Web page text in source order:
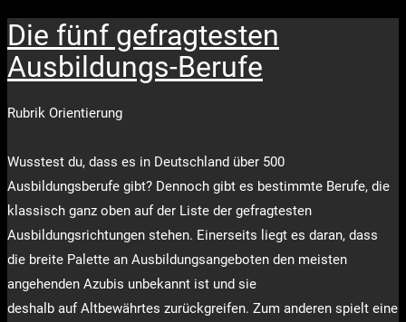
Die fünf gefragtesten
Ausbildungs-Berufe
Rubrik Orientierung
Wusstest du, dass es in Deutschland über 500
Ausbildungsberufe gibt? Dennoch gibt es bestimmte Berufe, die
klassisch ganz oben auf der Liste der gefragtesten
Ausbildungsrichtungen stehen. Einerseits liegt es daran, dass
die breite Palette an Ausbildungsangeboten den meisten
angehenden Azubis unbekannt ist und sie
deshalb auf Altbewährtes zurückgreifen. Zum anderen spielt eine